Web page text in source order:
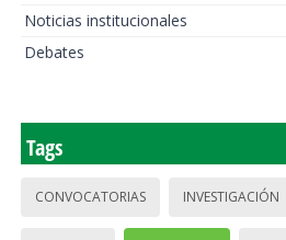
Noticias institucionales
Debates
Tags
CONVOCATORIAS INVESTIGACIÓN